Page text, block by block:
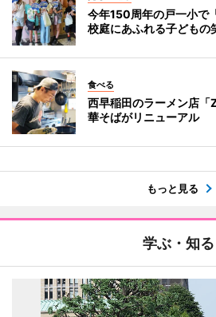
今年150周年の戸一小で
校庭にあふれる子どもの
食べる
西早稲田のラーメン店
華そばがリニューアル
もっと見る
学ぶ・知る